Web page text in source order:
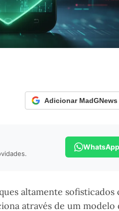
Adicionar
WhatsApp
altamente
através de um modelo